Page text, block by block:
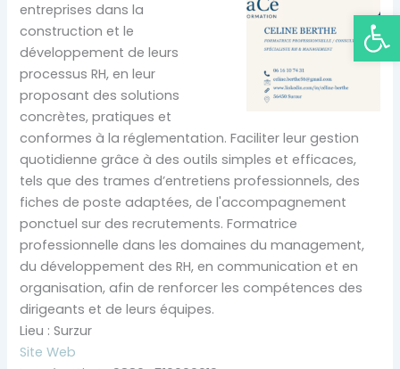
Ouvrir
entreprises dans la
construction et le
développement de leurs
processus RH, en leur
proposant des solutions
concrètes, pratiques et
conformes à la réglementation. Faciliter leur gestion
quotidienne grâce à des outils simples et efficaces,
tels que des trames d’entretiens professionnels, des
fiches de poste adaptées, de l'accompagnement
ponctuel sur des recrutements. Formatrice
professionnelle dans les domaines du management,
du développement des RH, en communication et en
organisation, afin de renforcer les compétences des
dirigeants et de leurs équipes.
Lieu : Surzur
Site Web